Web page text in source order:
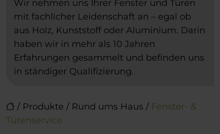
/ Produkte / Rund ums Haus / Fenster- &
Türenservice
Wir nehmen uns Ihrer Fenster und Türen
mit fachlicher Leidenschaft an – egal ob
aus Holz, Kunststoff oder Aluminium. Darin
haben wir in mehr als 10 Jahren
Erfahrungen gesammelt und befinden uns
in ständiger Qualifizierung.